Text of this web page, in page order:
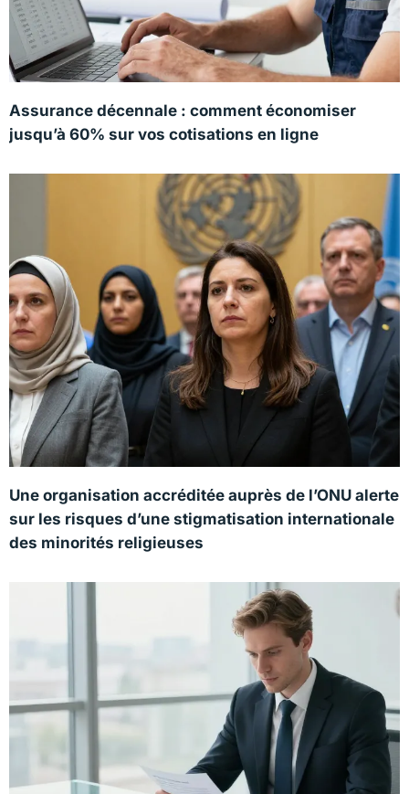
Assurance décennale : comment économiser
jusqu’à 60% sur vos cotisations en ligne
Une organisation accréditée auprès de l’ONU alerte
sur les risques d’une stigmatisation internationale
des minorités religieuses